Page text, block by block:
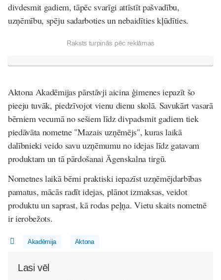
divdesmit gadiem, tāpēc svarīgi attīstīt pašvadību,
uzņēmību, spēju sadarboties un nebaidīties kļūdīties.
Raksts turpinās pēc reklāmas
Aktona Akadēmijas pārstāvji aicina ģimenes iepazīt šo
pieeju tuvāk, piedzīvojot vienu dienu skolā. Savukārt vasarā
bērniem vecumā no sešiem līdz divpadsmit gadiem tiek
piedāvāta nometne "Mazais uzņēmējs", kuras laikā
dalībnieki veido savu uzņēmumu no idejas līdz gatavam
produktam un tā pārdošanai Āgenskalna tirgū.
Nometnes laikā bērni praktiski iepazīst uzņēmējdarbības
pamatus, mācās radīt idejas, plānot izmaksas, veidot
produktu un saprast, kā rodas peļņa. Vietu skaits nometnē
ir ierobežots.
Akadēmija Aktona
Lasi vēl